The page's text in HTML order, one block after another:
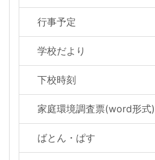
行事予定
学校だより
下校時刻
家庭環境調査票(word形式)
ばとん・ぱす